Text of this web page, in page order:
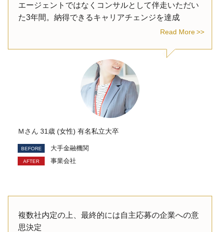
エージェントではなくコンサルとして伴走いただい
た3年間。納得できるキャリアチェンジを達成
Read More
Ｍさん 31歳 (女性) 有名私立大卒
大手金融機関
事業会社
複数社内定の上、最終的には自主応募の企業への意
思決定